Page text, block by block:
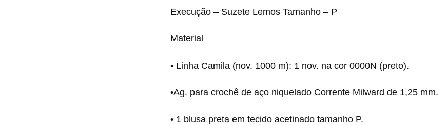
Execução – Suzete Lemos Tamanho – P
Material
• Linha Camila (nov. 1000 m): 1 nov. na cor 0000N (preto).
•Ag. para crochê de aço niquelado Corrente Milward de 1,25 mm.
• 1 blusa preta em tecido acetinado tamanho P.